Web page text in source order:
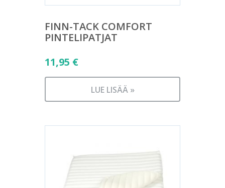
FINN-TACK COMFORT
PINTELIPATJAT
11,95 €
LUE LISÄÄ »